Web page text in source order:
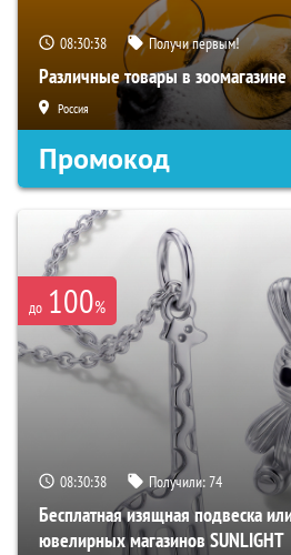
08:30:38 Получи первым!
Различные товары в
Россия
Промокод
до 100%
08:30:38 Получили:74
Бесплатная изящная подвеска
ювелирных магазинов SUNLIGHT